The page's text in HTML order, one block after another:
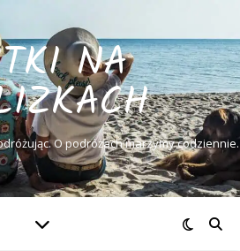
NA
O podróżach marzymy codziennie.